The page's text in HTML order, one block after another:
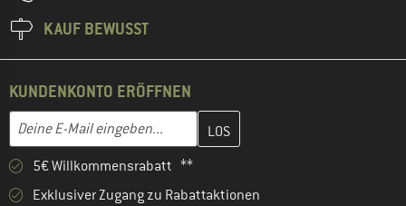
KAUF BEWUSST
KUNDENKONTO ERÖFFNEN
E-Mail-Adresse
Gib hier deine E-Mail-Adresse ein und erstelle im nächsten
5€ Willkommensrabatt **
Exklusiver Zugang zu Rabattaktionen